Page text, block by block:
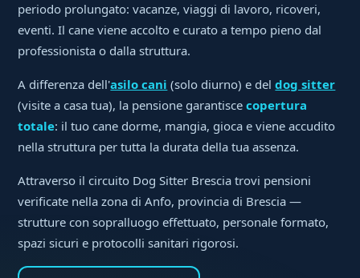
periodo prolungato: vacanze, viaggi di lavoro, ricoveri,
eventi. Il cane viene accolto e curato a tempo pieno dal
professionista o dalla struttura.
A differenza dell'asilo cani (solo diurno) e deldog sitter
(visite a casa tua), la pensione garantiscecopertura
totale: il tuo cane dorme, mangia, gioca e viene accudito
nella struttura per tutta la durata della tua assenza.
Attraverso il circuito Dog Sitter Brescia trovi pensioni
verificate nella zona di Anfo, provincia di Brescia —
strutture con sopralluogo effettuato, personale formato,
spazi sicuri e protocolli sanitari rigorosi.